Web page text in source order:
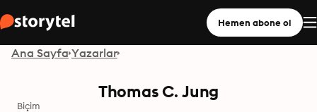
Hemen abone ol
Ana Sayfa Yazarlar
Thomas C. Jung
Biçim